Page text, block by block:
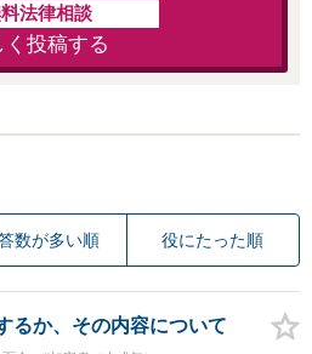
法律相談
く投稿する
数が多い順 役にたった順
るか、その内容について